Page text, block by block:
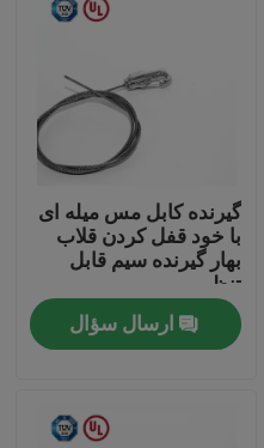
گیرنده کابل مس میله ای
با خود قفل کردن قلاب
بهار گیرنده سیم قابل
تنظیم
ارسال سؤال